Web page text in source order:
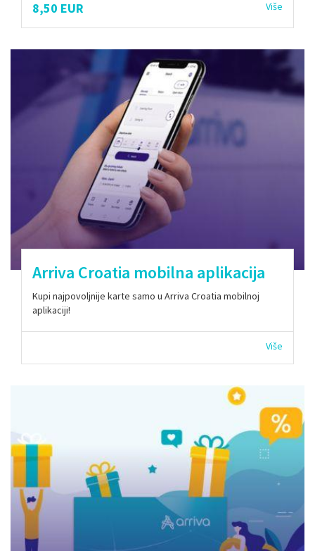
8,50 EUR Više
Arriva Croatia mobilna aplikacija
Kupi najpovoljnije karte samo u Arriva Croatia mobilnoj
aplikaciji!
Više